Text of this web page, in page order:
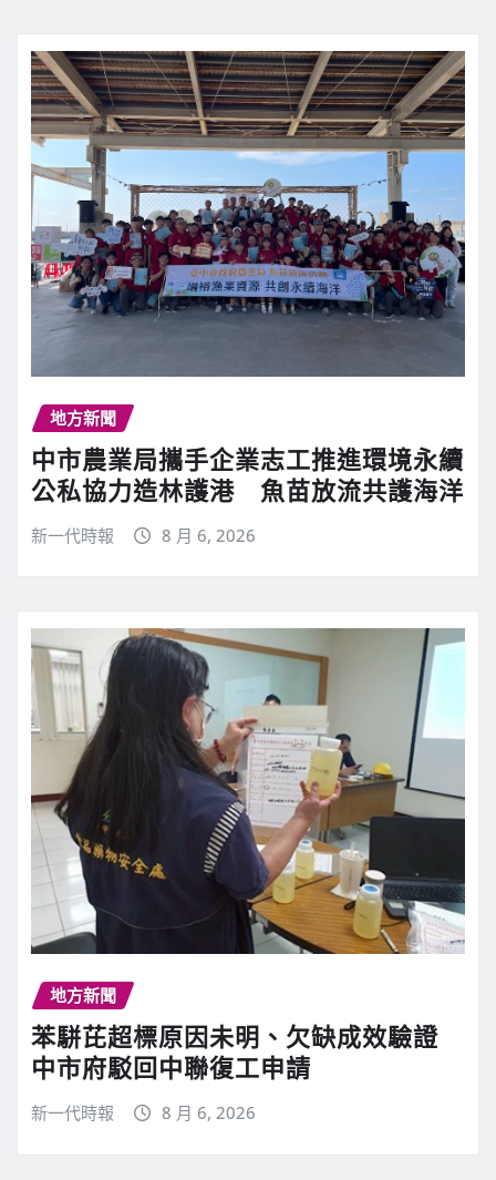
地方新聞
中市農業局攜手企業志工推進環境永續
公私協力造林護港 魚苗放流共護海洋
新一代時報 8 月 6, 2026
地方新聞
苯駢芘超標原因未明、欠缺成效驗證
中市府駁回中聯復工申請
新一代時報 8 月 6, 2026